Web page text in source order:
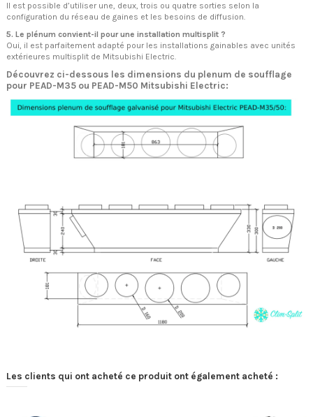
Il est possible d’utiliser une, deux, trois ou quatre sorties selon la
configuration du réseau de gaines et les besoins de diffusion.
5. Le plénum convient-il pour une installation multisplit ?
Oui, il est parfaitement adapté pour les installations gainables avec unités
extérieures multisplit de Mitsubishi Electric.
Découvrez ci-dessous les dimensions du plenum de soufflage
pour PEAD-M35 ou PEAD-M50 Mitsubishi Electric:
Les clients qui ont acheté ce produit ont également acheté :